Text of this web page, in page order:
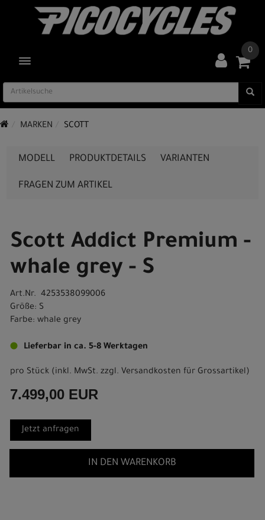
TOGGLE NAVIGATION
0
MARKEN SCOTT
MODELL PRODUKTDETAILS VARIANTEN
FRAGEN ZUM ARTIKEL
Scott Addict Premium -
whale grey - S
Art.Nr. 4253538099006
Größe: S
Farbe: whale grey
Lieferbar in ca. 5-8 Werktagen
pro Stück (inkl. MwSt. zzgl. Versandkosten für Grossartikel)
7.499,00 EUR
Jetzt anfragen
IN DEN WARENKORB